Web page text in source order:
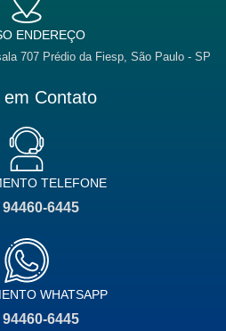
ENDEREÇO
707 Prédio da Fiesp, São Paulo - SP
em Contato
TELEFONE
94460-6445
WHATSAPP
94460-6445